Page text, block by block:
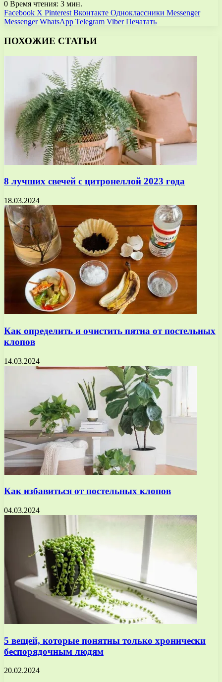
0 Время чтения: 3 мин.
Facebook X Pinterest Вконтакте Одноклассники Messenger
Messenger WhatsApp Telegram Viber Печатать
ПОХОЖИЕ СТАТЬИ
8 лучших свечей с цитронеллой 2023 года
18.03.2024
Как определить и очистить пятна от постельных
клопов
14.03.2024
Как избавиться от постельных клопов
04.03.2024
5 вещей, которые понятны только хронически
беспорядочным людям
20.02.2024